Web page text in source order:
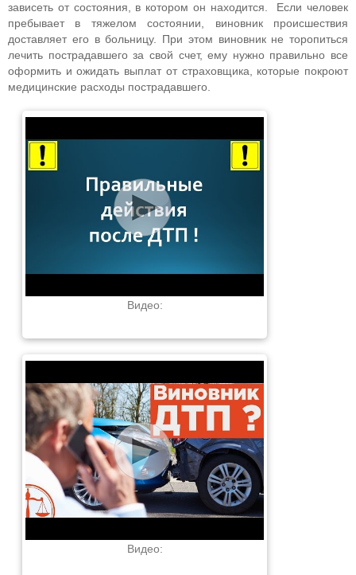
зависеть от состояния, в котором он находится. Если человек
пребывает в тяжелом состоянии, виновник происшествия
доставляет его в больницу. При этом виновник не торопиться
лечить пострадавшего за свой счет, ему нужно правильно все
оформить и ожидать выплат от страховщика, которые покроют
медицинские расходы пострадавшего.
Видео:
Видео: